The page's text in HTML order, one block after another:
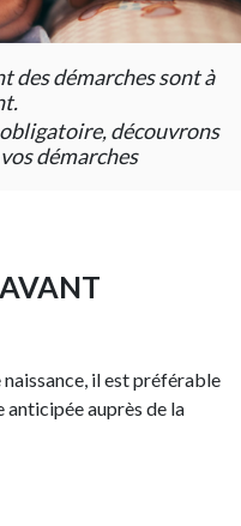
des démarches sont à
découvrons
démarches
il est préférable
anticipée auprès de la